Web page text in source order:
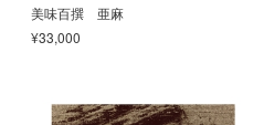
美味百撰 亜麻
¥33,000